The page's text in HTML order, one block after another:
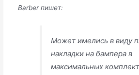
Barber пишет:
Может имелись в виду
накладки на бампера в
максимальных